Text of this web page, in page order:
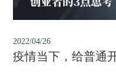
2022/04/26
疫情当下，给普通